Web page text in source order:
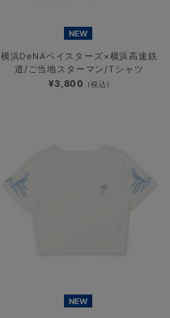
NEW
横浜DeNAベイスターズ×横浜高速鉄
道/ご当地スターマン/Tシャツ
¥3,800 (税込)
NEW